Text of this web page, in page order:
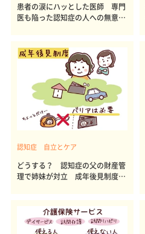
患者の涙にハッとした医師 専門
医も陥った認知症の人への無意識
認知症 自立とケア
どうする？ 認知症の父の財産管
理で姉妹が対立 成年後見制度の